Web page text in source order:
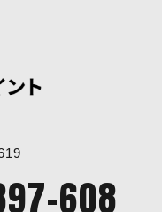
608